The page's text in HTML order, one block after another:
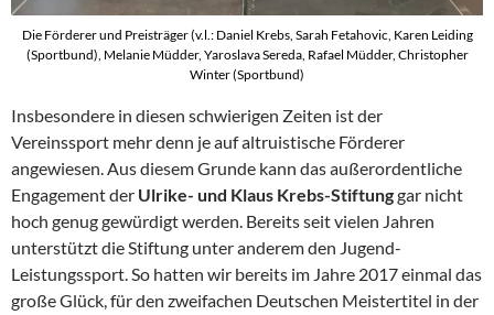
Die Förderer und Preisträger (v.l.: Daniel Krebs, Sarah Fetahovic, Karen Leiding
(Sportbund), Melanie Müdder, Yaroslava Sereda, Rafael Müdder, Christopher
Winter (Sportbund)
Insbesondere in diesen schwierigen Zeiten ist der
Vereinssport mehr denn je auf altruistische Förderer
angewiesen. Aus diesem Grunde kann das außerordentliche
Engagement der Ulrike- und Klaus Krebs-Stiftunggar nicht
hoch genug gewürdigt werden. Bereits seit vielen Jahren
unterstützt die Stiftung unter anderem den Jugend-
Leistungssport. So hatten wir bereits im Jahre 2017 einmal das
große Glück, für den zweifachen Deutschen Meistertitel in der